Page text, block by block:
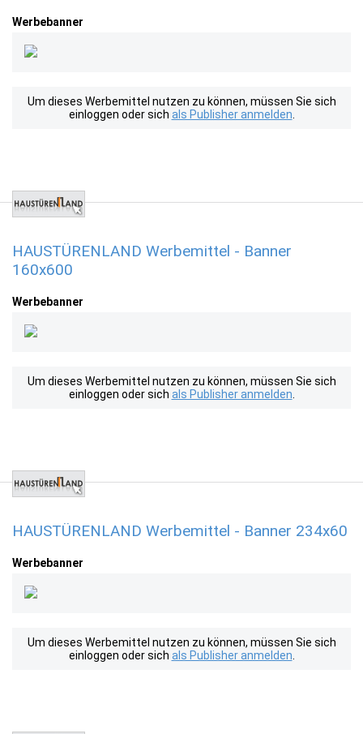
Werbebanner
Um dieses Werbemittel nutzen zu können, müssen Sie sich
einloggen oder sich als Publisher anmelden
HAUSTÜRENLAND Werbemittel - Banner
160x600
Werbebanner
Um dieses Werbemittel nutzen zu können, müssen Sie sich
einloggen oder sich als Publisher anmelden
HAUSTÜRENLAND Werbemittel - Banner 234x60
Werbebanner
Um dieses Werbemittel nutzen zu können, müssen Sie sich
einloggen oder sich als Publisher anmelden